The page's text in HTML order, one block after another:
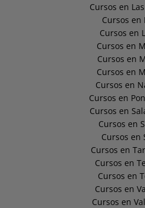
Cursos en
Cursos en
Cursos en
Cursos en
Cursos en
Cursos en
Cursos en
Cursos en
Cursos en
Cursos en
Cursos en
Cursos en
Cursos en
Cursos en
Cursos en
Cursos en